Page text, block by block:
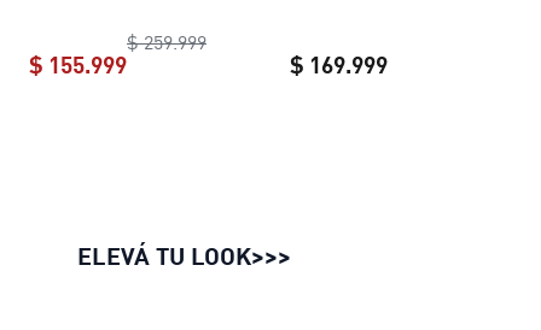
$ 259.999Campera aviador T7
$ 155.999 $ 169.999
ELEVÁ TU LOOK>>>